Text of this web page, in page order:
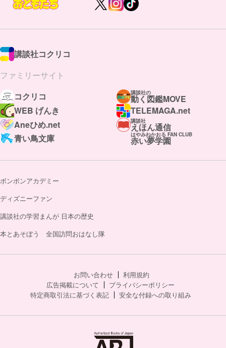
講談社コクリコ
ファミリーサイト
コクリコ
講談社の
動く図鑑MOVE
WEB げんき
TELEMAGA.net
Aneひめ.net
講談社
えほん通信
青い鳥文庫
はやみねかおる FAN CLUB
赤い夢学園
ボンボンアカデミー
ディズニーファン
講談社の学習まんが 日本の歴史
本とあそぼう 全国訪問おはなし隊
お問い合わせ
利用規約
広告掲載について
プライバシーポリシー
特定商取引法に基づく表記
安全な付録への取り組み